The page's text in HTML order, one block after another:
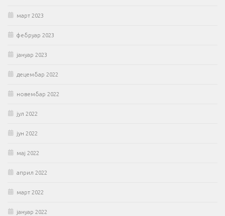
март 2023
фебруар 2023
јануар 2023
децембар 2022
новембар 2022
јул 2022
јун 2022
мај 2022
април 2022
март 2022
јануар 2022